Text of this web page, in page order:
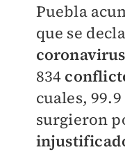
Puebla
que se
coronavirus
834
cuales,
surgieron